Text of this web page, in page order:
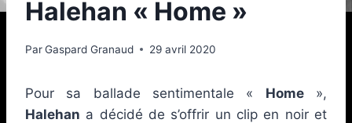
Halehan « Home »
ParGaspard Granaud 29 avril 2020
Pour sa ballade sentimentale « Home»,
Halehan a décidé de s’offrir un clip en noir et